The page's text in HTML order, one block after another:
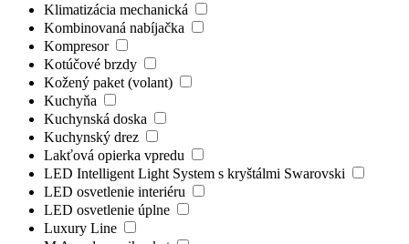
Klimatizácia mechanická
Kombinovaná nabíjačka
Kompresor
Kotúčové brzdy
Kožený paket (volant)
Kuchyňa
Kuchynská doska
Kuchynský drez
Lakťová opierka vpredu
LED Intelligent Light System s kryštálmi Swarovski
LED osvetlenie interiéru
LED osvetlenie úplne
Luxury Line